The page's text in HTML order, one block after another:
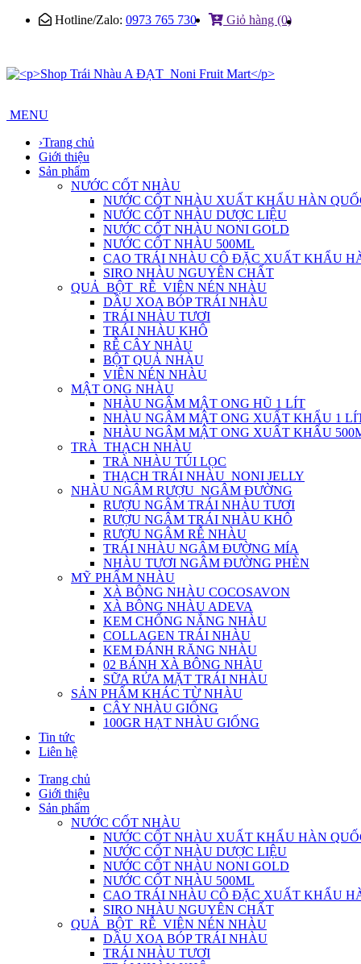
Hotline/Zalo: 0973 765 730 Giỏ hàng (0)
MENU
›Trang chủ
Giới thiệu
Sản phẩm
NƯỚC CỐT NHÀU
NƯỚC CỐT NHÀU XUẤT KHẨU HÀN
NƯỚC CỐT NHÀU DƯỢC LIỆU
NƯỚC CỐT NHÀU NONI GOLD
NƯỚC CỐT NHÀU 500ML
CAO TRÁI NHÀU CÔ ĐẶC XUẤT KHẨU
SIRO NHÀU NGUYÊN CHẤT
QUẢ_BỘT_RỄ_VIÊN NÉN NHÀU
DẦU XOA BÓP TRÁI NHÀU
TRÁI NHÀU TƯƠI
TRÁI NHÀU KHÔ
RỄ CÂY NHÀU
BỘT QUẢ NHÀU
VIÊN NÉN NHÀU
MẬT ONG NHÀU
NHÀU NGÂM MẬT ONG HŨ 1 LÍT
NHÀU NGÂM MẬT ONG XUẤT KHẨU 1
NHÀU NGÂM MẬT ONG XUẤT KHẨU
TRÀ_THẠCH NHÀU
TRÀ NHÀU TÚI LỌC
THẠCH TRÁI NHÀU_NONI JELLY
NHÀU NGÂM RƯỢU_NGÂM ĐƯỜNG
RƯỢU NGÂM TRÁI NHÀU TƯƠI
RƯỢU NGÂM TRÁI NHÀU KHÔ
RƯỢU NGÂM RỄ NHÀU
TRÁI NHÀU NGÂM ĐƯỜNG MÍA
NHÀU TƯƠI NGÂM ĐƯỜNG PHÈN
MỸ PHẨM NHÀU
XÀ BÔNG NHÀU COCOSAVON
XÀ BÔNG NHÀU ADEVA
KEM CHỐNG NẮNG NHÀU
COLLAGEN TRÁI NHÀU
KEM ĐÁNH RĂNG NHÀU
02 BÁNH XÀ BÔNG NHÀU
SỮA RỬA MẶT TRÁI NHÀU
SẢN PHẨM KHÁC TỪ NHÀU
CÂY NHÀU GIỐNG
100GR HẠT NHÀU GIỐNG
Tin tức
Liên hệ
Trang chủ
Giới thiệu
Sản phẩm
NƯỚC CỐT NHÀU
NƯỚC CỐT NHÀU XUẤT KHẨU HÀN
NƯỚC CỐT NHÀU DƯỢC LIỆU
NƯỚC CỐT NHÀU NONI GOLD
NƯỚC CỐT NHÀU 500ML
CAO TRÁI NHÀU CÔ ĐẶC XUẤT KHẨU
SIRO NHÀU NGUYÊN CHẤT
QUẢ_BỘT_RỄ_VIÊN NÉN NHÀU
DẦU XOA BÓP TRÁI NHÀU
TRÁI NHÀU TƯƠI